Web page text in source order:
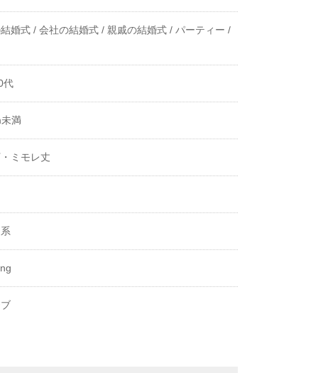
婚式 / 会社の結婚式 / 親戚の結婚式 / パーティー /
代
満
ミモレ丈